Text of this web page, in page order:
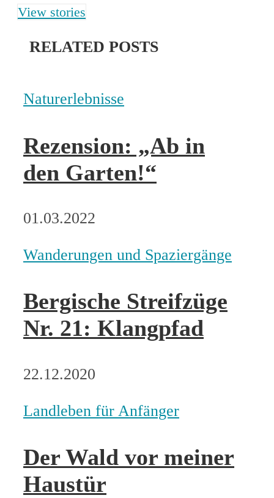
View stories
RELATED POSTS
Naturerlebnisse
Rezension: „Ab in
den Garten!“
01.03.2022
Wanderungen und Spaziergänge
Bergische Streifzüge
Nr. 21: Klangpfad
22.12.2020
Landleben für Anfänger
Der Wald vor meiner
Haustür